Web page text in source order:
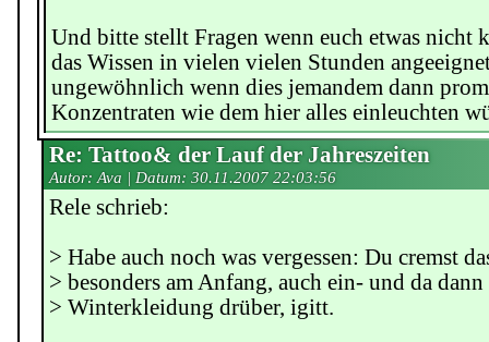
Und bitte stellt Fragen wenn euch etwas nicht
das Wissen in vielen vielen Stunden
ungewöhnlich wenn dies jemandem dann
Konzentraten wie dem hier alles einleuchten
Re: Tattoo& der Lauf der Jahreszeiten
Autor: Ava | Datum: 30.11.2007 22:03:56
Rele schrieb:
> Habe auch noch was vergessen: Du cremst
> besonders am Anfang, auch ein- und da
> Winterkleidung drüber, igitt.